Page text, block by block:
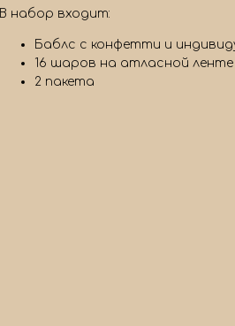
В набор входит:
Баблс с конфетти и
16 шаров на атласной ленте
2 пакета